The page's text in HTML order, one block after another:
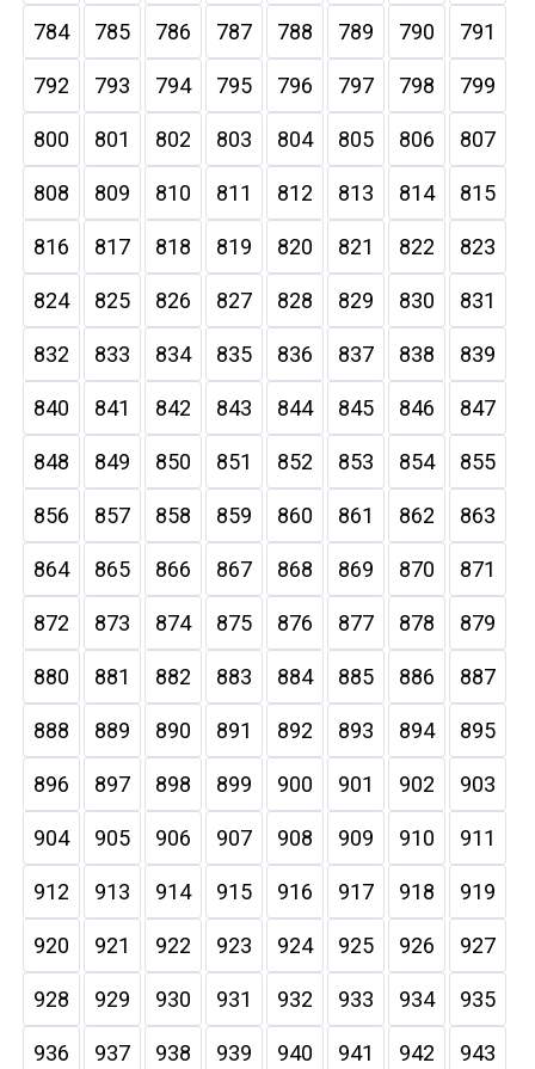
784 785 786 787 788 789 790 791
792 793 794 795 796 797 798 799
800 801 802 803 804 805 806 807
808 809 810 811 812 813 814 815
816 817 818 819 820 821 822 823
824 825 826 827 828 829 830 831
832 833 834 835 836 837 838 839
840 841 842 843 844 845 846 847
848 849 850 851 852 853 854 855
856 857 858 859 860 861 862 863
864 865 866 867 868 869 870 871
872 873 874 875 876 877 878 879
880 881 882 883 884 885 886 887
888 889 890 891 892 893 894 895
896 897 898 899 900 901 902 903
904 905 906 907 908 909 910 911
912 913 914 915 916 917 918 919
920 921 922 923 924 925 926 927
928 929 930 931 932 933 934 935
936 937 938 939 940 941 942 943